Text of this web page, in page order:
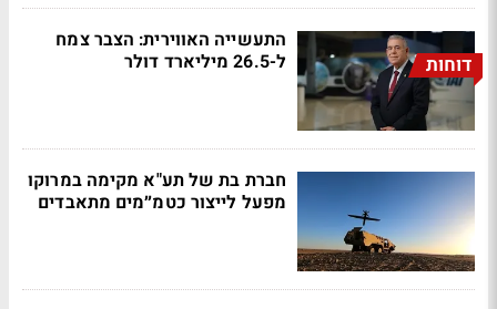
דוחות
התעשייה האווירית: הצבר צמח
ל-26.5 מיליארד דולר
חברת בת של תע"א מקימה במרוקו
מפעל לייצור כטמ״מים מתאבדים